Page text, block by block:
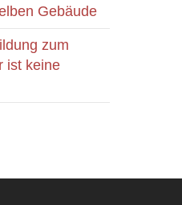
Gebäude
zum
ist keine